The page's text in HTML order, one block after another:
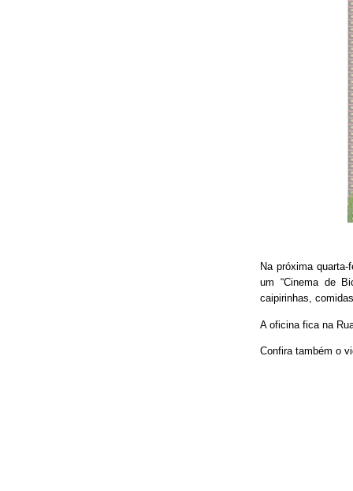
Na próxima
um “Cinema de
caipirinhas,
A oficina fica na
Confira também o